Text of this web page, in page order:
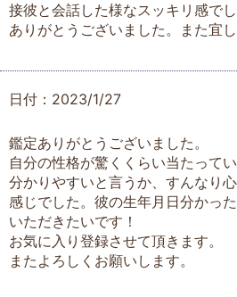
接彼と会話した様なスッキリ感でし
ありがとうございました。また宜
日付：2023/1/27
鑑定ありがとうございました。
自分の性格が驚くくらい当たって
分かりやすいと言うか、すんなり
感じでした。彼の生年月日分かっ
いただきたいです！
お気に入り登録させて頂きます。
またよろしくお願いします。